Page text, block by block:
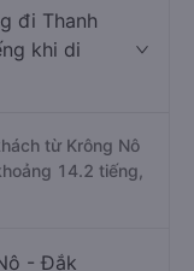
đi Thanh
khi di
từ Krông Nô
14.2 tiếng,
- Đắk